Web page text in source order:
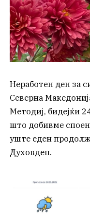
Неработен ден за
Северна
Методиј, бидејќи
што добивме
уште еден
Духовден.